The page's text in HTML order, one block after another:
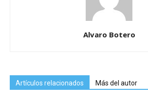
Alvaro Botero
Artículos relacionados Más del autor